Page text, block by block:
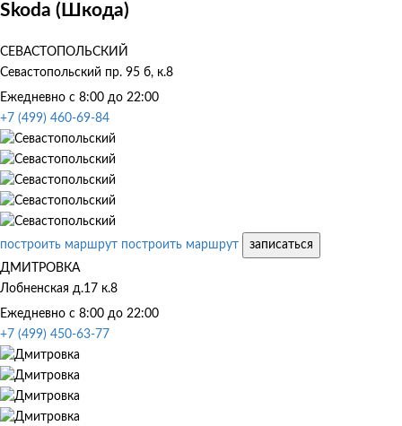
Skoda (Шкода)
СЕВАСТОПОЛЬСКИЙ
Севастопольский пр. 95 б, к.8
Ежедневно с 8:00 до 22:00
+7 (499) 460-69-84
построить маршрут построить маршрут
записаться
ДМИТРОВКА
Лобненская д.17 к.8
Ежедневно с 8:00 до 22:00
+7 (499) 450-63-77